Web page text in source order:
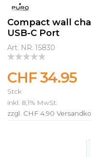
Compact wall
USB-C Port
Art. NR: 15830
CHF 34.95
Stck
inkl. 8,1% MwSt.
zzgl. CHF 4.90